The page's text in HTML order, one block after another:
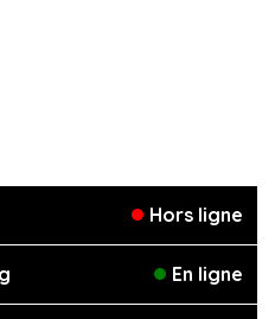
Hors ligne
En ligne